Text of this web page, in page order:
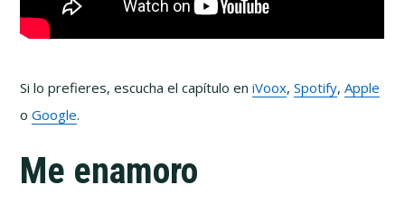
Si lo prefieres, escucha el capítulo eniVoox,Spotify,Apple
oGoogle.
Me enamoro